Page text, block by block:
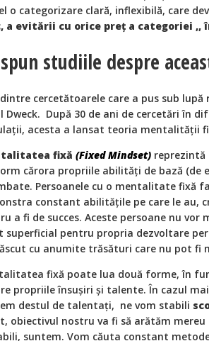
o categorizare clară, inflexibilă, care
a evitării cu orice preț a categoriei ,,
studiile despre
cercetătoarele care a pus sub
Dweck. După 30 de ani de cercetări în
acesta a lansat teoria mentalității
fixă (Fixed Mindset) reprezintă
cărora propriile abilități de bază (de
Persoanele cu o mentalitate fixă
constant abilitățile pe care le au,
a fi de succes. Aceste persoane nu
superficial pentru propria dezvoltare
cu anumite trăsături care nu pot fi
fixă poate lua două forme, în
propriile însușiri și talente. În cazul
destul de talentați, ne vom stabili
obiectivul nostru va fi să arătăm
suntem. Vom căuta constant